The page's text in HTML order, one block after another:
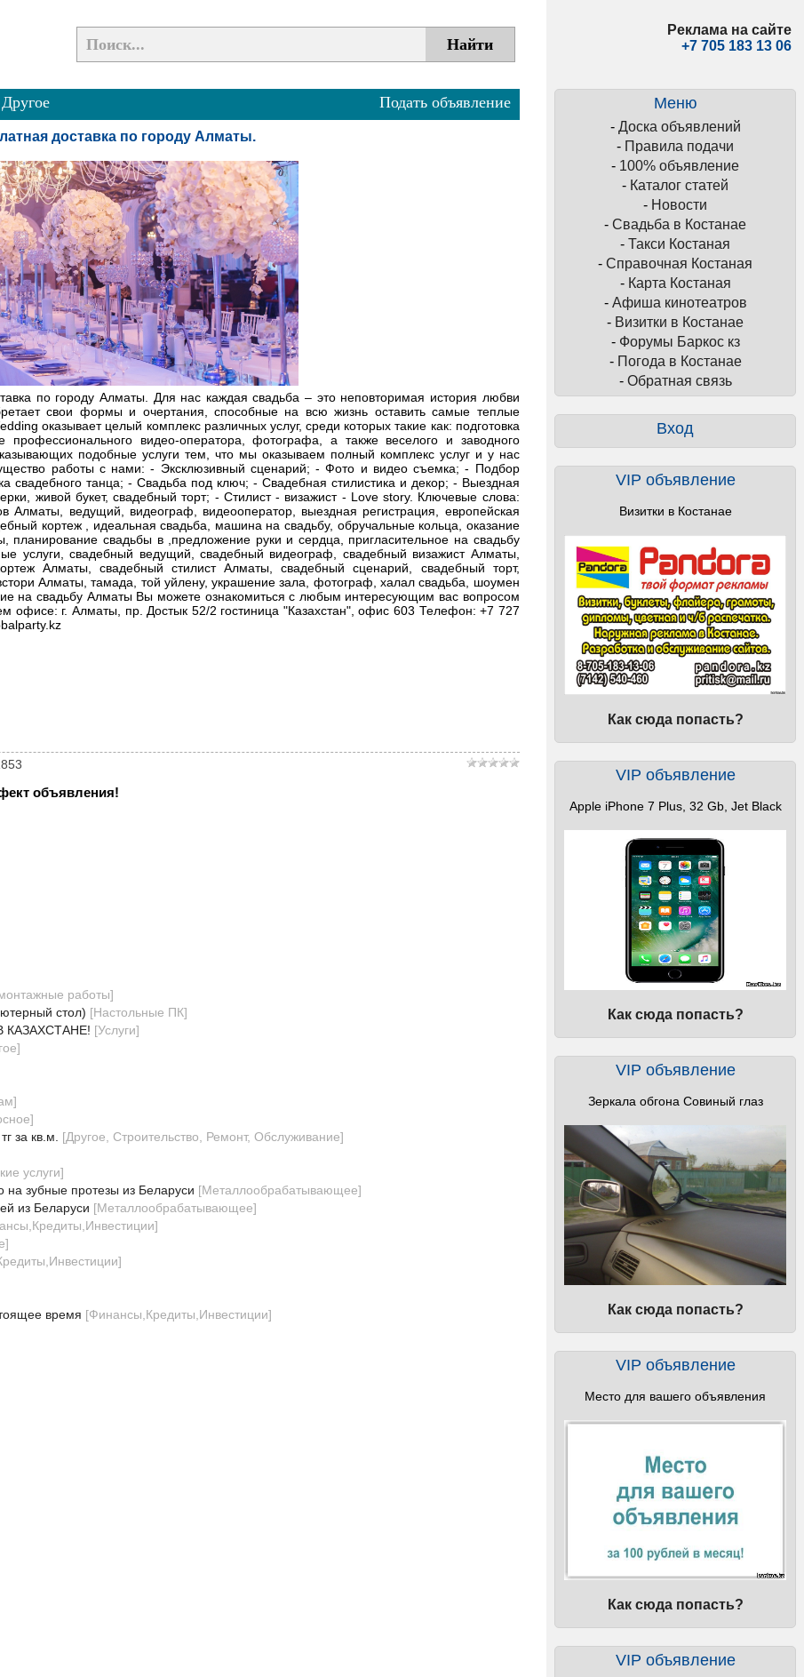
Реклама на сайте
+7 705 183 13 06
Меню
- Доска объявлений
- Правила подачи
- 100% объявление
- Каталог статей
- Новости
- Свадьба в Костанае
- Такси Костаная
- Справочная Костаная
- Карта Костаная
- Афиша кинотеатров
- Визитки в Костанае
- Форумы Баркос кз
- Погода в Костанае
- Обратная связь
Вход
VIP объявление
Визитки в Костанае
Как сюда попасть?
VIP объявление
Apple iPhone 7 Plus, 32 Gb, Jet Black
Как сюда попасть?
VIP объявление
Зеркала обгона Совиный глаз
Как сюда попасть?
VIP объявление
Место для вашего объявления
Как сюда попасть?
VIP объявление
Подать объявление
Другое
доставка по городу Алматы.
по городу Алматы. Для нас каждая свадьба – это неповторимая история любви
свои формы и очертания, способные на всю жизнь оставить самые теплые
оказывает целый комплекс различных услуг, среди которых такие как: подготовка
профессионального видео-оператора, фотографа, а также веселого и заводного
подобные услуги тем, что мы оказываем полный комплекс услуг и у нас
работы с нами: - Эксклюзивный сценарий; - Фото и видео съемка; - Подбор
свадебного танца; - Свадьба под ключ; - Свадебная стилистика и декор; - Выездная
живой букет, свадебный торт; - Стилист - визажист - Love story. Ключевые слова:
Алматы, ведущий, видеограф, видеооператор, выездная регистрация, европейская
кортеж , идеальная свадьба, машина на свадьбу, обручальные кольца, оказание
планирование свадьбы в ,предложение руки и сердца, пригласительное на свадьбу
услуги, свадебный ведущий, свадебный видеограф, свадебный визажист Алматы,
Алматы, свадебный стилист Алматы, свадебный сценарий, свадебный торт,
Алматы, тамада, той уйлену, украшение зала, фотограф, халал свадьба, шоумен
на свадьбу Алматы Вы можете ознакомиться с любым интересующим вас вопросом
офисе: г. Алматы, пр. Достык 52/2 гостиница "Казахстан", офис 603 Телефон: +7 727
объявления!
работы]
стол) [Настольные ПК]
[Услуги]
]
]
]
за кв.м.
[Другое, Строительство, Ремонт, Обслуживание]
услуги]
на зубные протезы из Беларуси [Металлообрабатывающее]
из Беларуси [Металлообрабатывающее]
]
]
]
время [Финансы,Кредиты,Инвестиции]